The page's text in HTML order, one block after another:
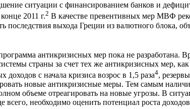
ситуации с финансированием банков и
2011 г.2 В качестве превентивных мер МВФ
последствия выхода Греции из валютного блока,
антикризисных мер пока не
страны за счет тех же антикризисных мер,
с начала кризиса возрос в 1,5 раза4,
новые антикризисные меры. Тем самым
объеме отреагировать на новые угрозы. В
необходимо оценить потенциал роста